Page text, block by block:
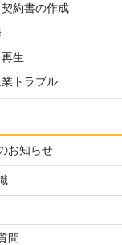
約書の作成
生
トラブル
お知らせ
問